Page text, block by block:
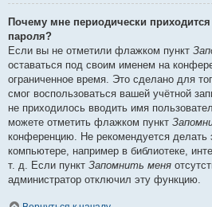
Почему мне периодически
пароля?
Если вы не отметили флажком пункт
оставаться под своим именем на
ограниченное время. Это сделано для
смог воспользоваться вашей учётной
не приходилось вводить имя
можете отметить флажком пункт
конференцию. Не рекомендуется делать
компьютере, например в библиотеке,
т. д. Если пункт Запомнить меня
администратор отключил эту функцию.